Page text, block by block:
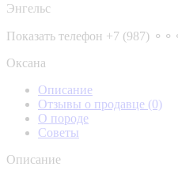
Энгельс
Показать телефон +7 (987)
Оксана
Описание
Отзывы о продавце (0)
О породе
Советы
Описание